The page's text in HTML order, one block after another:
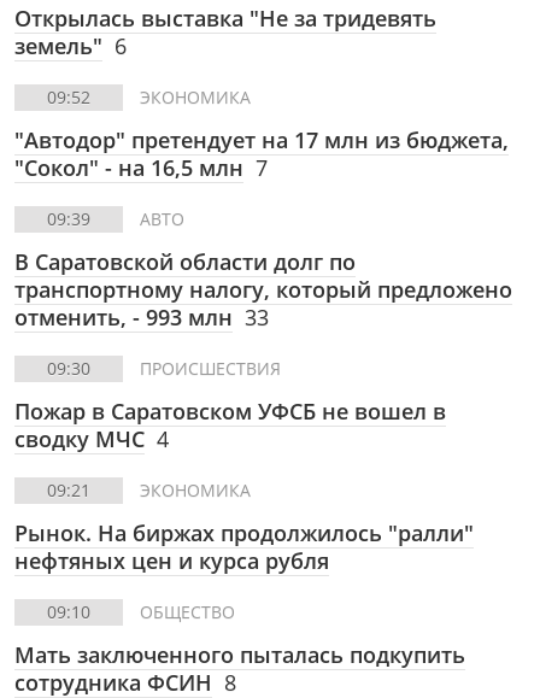
Открылась выставка "Не за тридевять
земель" 6
09:52 ЭКОНОМИКА
"Автодор" претендует на 17 млн из бюджета,
"Сокол" - на 16,5 млн 7
09:39 АВТО
В Саратовской области долг по
транспортному налогу, который предложено
отменить, - 993 млн 33
09:30 ПРОИСШЕСТВИЯ
Пожар в Саратовском УФСБ не вошел в
сводку МЧС 4
09:21 ЭКОНОМИКА
Рынок. На биржах продолжилось "ралли"
нефтяных цен и курса рубля
09:10 ОБЩЕСТВО
Мать заключенного пыталась подкупить
сотрудника ФСИН 8